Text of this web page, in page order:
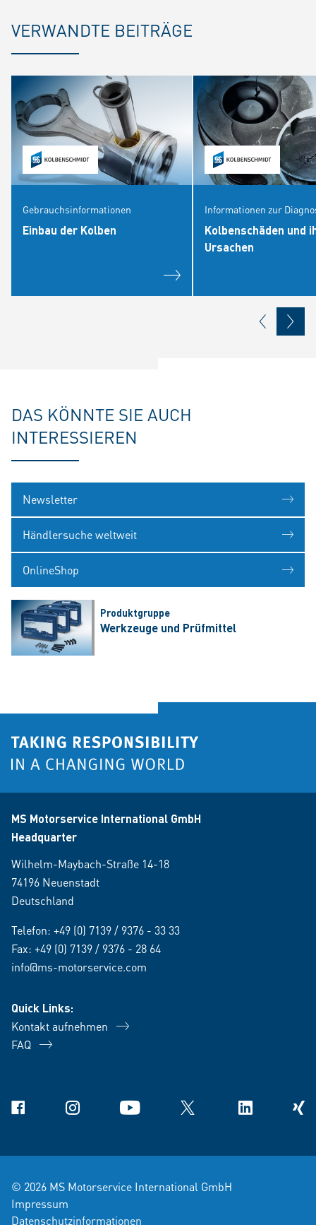
VERWANDTE BEITRÄGE
Gebrauchsinformationen
Einbau der Kolben
Informationen zur
Kolbenschäden und
Ursachen
DAS KÖNNTE SIE AUCH
INTERESSIEREN
Newsletter
Händlersuche weltweit
OnlineShop
Produktgruppe
Werkzeuge und Prüfmittel
MS Motorservice International GmbH
Headquarter
Wilhelm-Maybach-Straße 14-18
74196 Neuenstadt
Deutschland
Telefon: +49 (0) 7139 / 9376 - 33 33
Fax: +49 (0) 7139 / 9376 - 28 64
info@ms-motorservice.com
Quick Links:
Kontakt aufnehmen
FAQ
Facebook Instagram YouTube X Linkedin Xing
© 2026 MS Motorservice International GmbH
Impressum
Datenschutzinformationen